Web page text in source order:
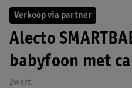
Verkoop via partner
Alecto
babyfoon met
Zwart